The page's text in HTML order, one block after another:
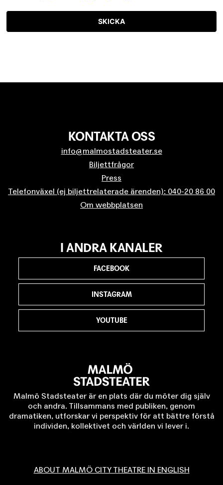
SKICKA
KONTAKTA OSS
info@malmostadsteater.se
Biljettfrågor
Press
Telefonväxel (ej biljettrelaterade ärenden): 040-20 86 00
Om webbplatsen
Malmö Stadsteater är en plats där du möter dig själv
och andra. Tillsammans med publiken, genom
dramatiken, utforskar vi perspektiv för att bättre förstå
individen, kollektivet och världen vi lever i.
ABOUT MALMÖ CITY THEATRE IN ENGLISH
I ANDRA KANALER
FACEBOOK
INSTAGRAM
YOUTUBE